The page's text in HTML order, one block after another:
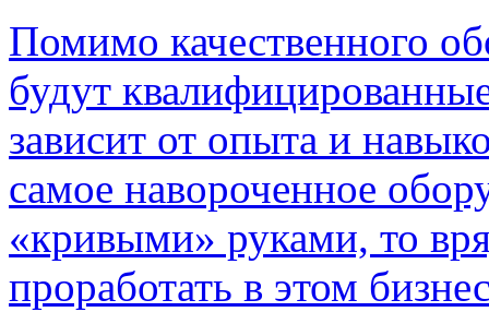
Помимо качественного
будут
зависит от опыта и
самое навороченное
«кривыми» руками, то
проработать в этом